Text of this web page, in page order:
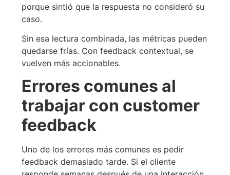
porque sintió que la respuesta no consideró su
caso.
Sin esa lectura combinada, las métricas pueden
quedarse frías. Con feedback contextual, se
vuelven más accionables.
Errores comunes al
trabajar con customer
feedback
Uno de los errores más comunes es pedir
feedback demasiado tarde. Si el cliente